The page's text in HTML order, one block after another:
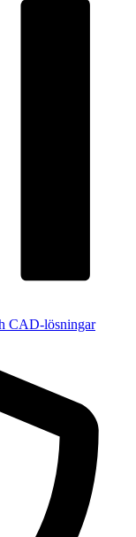
CAD-lösningar